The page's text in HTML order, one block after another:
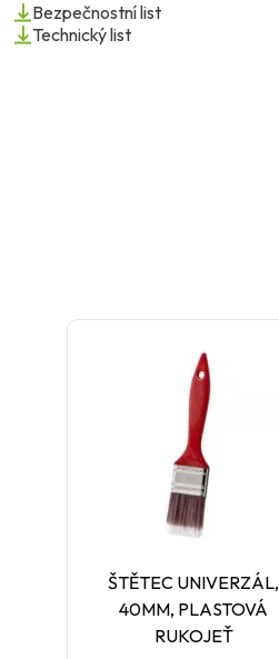
Bezpečnostní list
Technický list
ŠTĚTEC UNIVERZÁL,
40MM, PLASTOVÁ
RUKOJEŤ